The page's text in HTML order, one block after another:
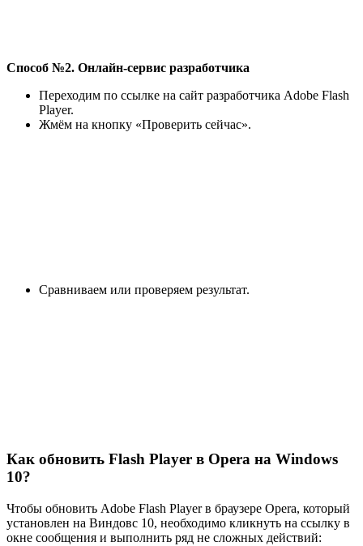
Способ №2. Онлайн-сервис разработчика
Переходим по ссылке на сайт разработчика Adobe Flash
Player.
Жмём на кнопку «Проверить сейчас».
Сравниваем или проверяем результат.
Как обновить Flash Player в Opera на Windows
10?
Чтобы обновить Adobe Flash Player в браузере Opera, который
установлен на Виндовс 10, необходимо кликнуть на ссылку в
окне сообщения и выполнить ряд не сложных действий: